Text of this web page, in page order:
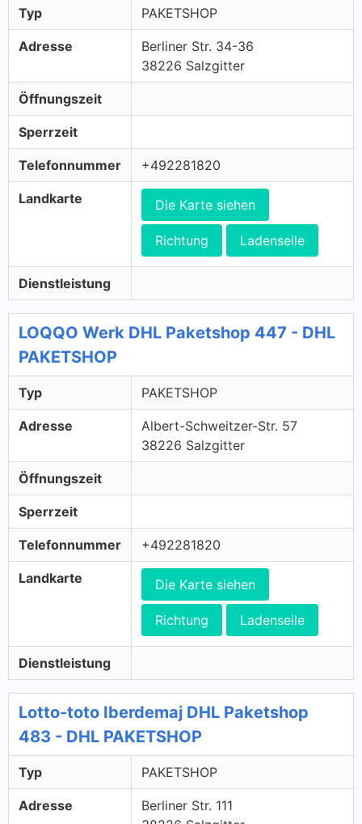
Typ PAKETSHOP
Adresse
Berliner Str. 34-36
38226 Salzgitter
Öffnungszeit
Sperrzeit
Telefonnummer +492281820
Landkarte Die Karte siehen
Richtung Ladenseile
Dienstleistung
LOQQO Werk DHL Paketshop 447 - DHL
PAKETSHOP
Typ PAKETSHOP
Adresse
Albert-Schweitzer-Str. 57
38226 Salzgitter
Öffnungszeit
Sperrzeit
Telefonnummer +492281820
Landkarte Die Karte siehen
Richtung Ladenseile
Dienstleistung
Lotto-toto Iberdemaj DHL Paketshop
483 - DHL PAKETSHOP
Typ PAKETSHOP
Adresse
Berliner Str. 111